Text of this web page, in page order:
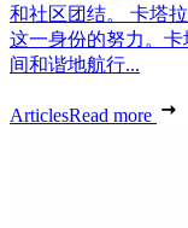
和社区团结。 卡塔
这一身份的努力。
间和谐地航行...
ArticlesRead more